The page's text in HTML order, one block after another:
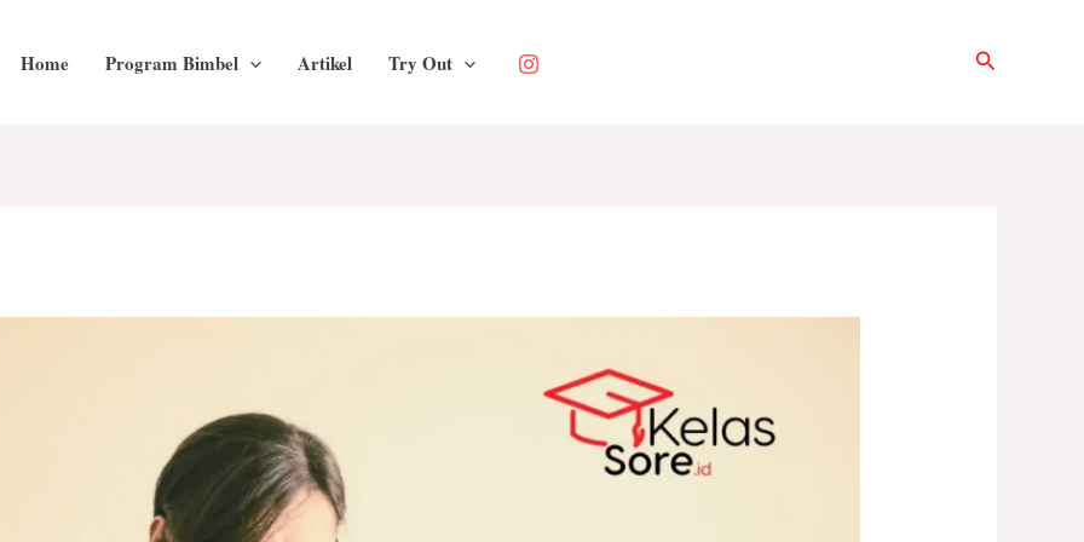
Home Program Bimbel Artikel Try Out Search